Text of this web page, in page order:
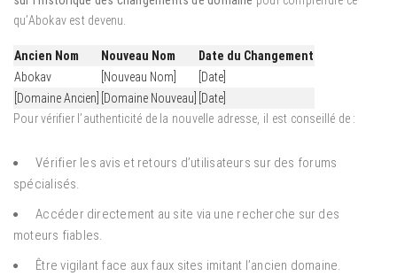
qu’Abokav est devenu.
Ancien Nom Nouveau Nom
Date du Changement
Abokav
[Nouveau Nom]
[Date]
[Domaine Ancien]
[Domaine Nouveau]
[Date]
Pour vérifier l’authenticité de la nouvelle adresse, il est conseillé de :
Vérifier les avis et retours d’utilisateurs sur des forums
spécialisés.
Accéder directement au site via une recherche sur des
moteurs fiables.
Être vigilant face aux faux sites imitant l’ancien domaine.